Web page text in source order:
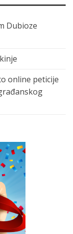
Dubioze
online peticije